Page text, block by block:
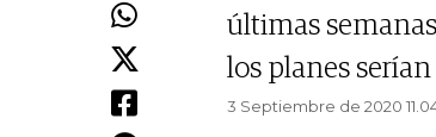
últimas
los planes
3 Septiembre de 2020